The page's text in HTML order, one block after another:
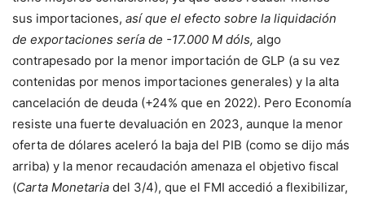
sus importaciones, así que el efecto sobre la liquidación
de exportaciones sería de -17.000 M dóls, algo
contrapesado por la menor importación de GLP (a su vez
contenidas por menos importaciones generales) y la alta
cancelación de deuda (+24% que en 2022). Pero Economía
resiste una fuerte devaluación en 2023, aunque la menor
oferta de dólares aceleró la baja del PIB (como se dijo más
arriba) y la menor recaudación amenaza el objetivo fiscal
(Carta Monetaria del 3/4), que el FMI accedió a flexibilizar,